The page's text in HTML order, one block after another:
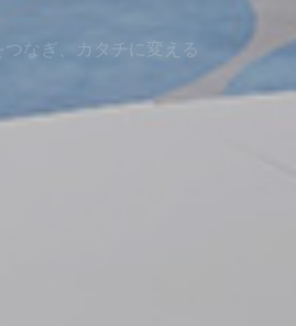
つなぎ、カタチに変える
ABOUT WAO